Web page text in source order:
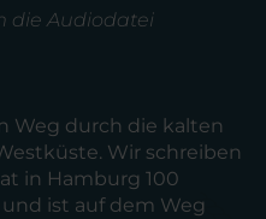
die Audiodatei
Weg durch die kalten
Wir schreiben
in Hamburg 100
ist auf dem Weg